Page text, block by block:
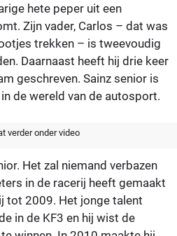
hete peper uit een
Zijn vader, Carlos – dat was
trekken – is tweevoudig
Daarnaast heeft hij drie keer
geschreven. Sainz senior is
de wereld van de autosport.
verder onder video
Het zal niemand verbazen
in de racerij heeft gemaakt
tot 2009. Het jonge talent
in de KF3 en hij wist de